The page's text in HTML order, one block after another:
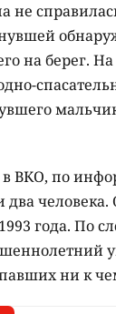
не
на берег.
в ВКО, по
два
года. По
ни к